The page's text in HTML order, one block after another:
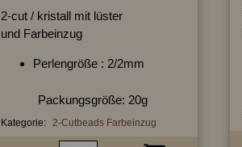
2-cut / kristall mit lüster
und Farbeinzug
Perlengröße : 2/2mm
Packungsgröße: 20g
Kategorie: 2-Cutbeads Farbeinzug